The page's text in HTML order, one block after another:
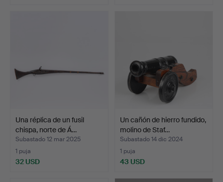
Una réplica de un fusil
chispa, norte de Á…
Subastado 12 mar 2025
1 puja
32 USD
Un cañón de hierro fundido,
molino de Staf…
Subastado 14 dic 2024
1 puja
43 USD